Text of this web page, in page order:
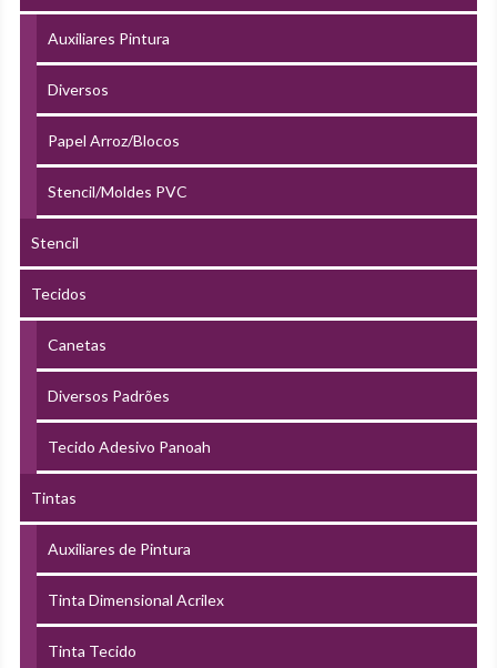
Auxiliares Pintura
Diversos
Papel Arroz/Blocos
Stencil/Moldes PVC
Stencil
Tecidos
Canetas
Diversos Padrões
Tecido Adesivo Panoah
Tintas
Auxiliares de Pintura
Tinta Dimensional Acrilex
Tinta Tecido